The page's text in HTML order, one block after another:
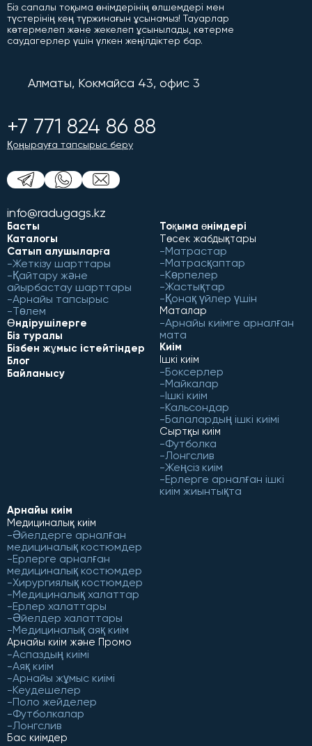
Біз сапалы тоқыма өнімдерінің өлшемдері мен
түстерінің кең түржинағын ұсынамыз! Тауарлар
көтермелеп және жекелеп ұсынылады, көтерме
саудагерлер үшін үлкен жеңілдіктер бар.
Алматы, Кокмайса 43, офис 3
+7 771 824 86 88
Қоңырауға тапсырыс беру
info@radugags.kz
Басты
Каталогы
Сатып алушыларға
Жеткізу шарттары
Қайтару және
айырбастау шарттары
Арнайы тапсырыс
Төлем
Өндірушілерге
Біз туралы
Бізбен жұмыс істейтіндер
Блог
Байланысу
Тоқыма өнімдері
Төсек жабдықтары
Матрастар
Матрасқаптар
Көрпелер
Жастықтар
Қонақ үйлер үшін
Маталар
Арнайы киімге арналған
мата
Киім
Ішкі киім
Боксерлер
Майкалар
Ішкі киім
Кальсондар
Балалардың ішкі киімі
Сыртқы киім
Футболка
Лонгслив
Жеңсіз киім
Ерлерге арналған ішкі
киім жиынтықта
Арнайы киім
Медициналық киім
Әйелдерге арналған
медициналық костюмдер
Ерлерге арналған
медициналық костюмдер
Хирургиялық костюмдер
Медициналық халаттар
Ерлер халаттары
Әйелдер халаттары
Медициналық аяқ киім
Арнайы киім және Промо
Аспаздың киімі
Аяқ киім
Арнайы жұмыс киімі
Кеудешелер
Поло жейделер
Футболкалар
Лонгслив
Бас киімдер